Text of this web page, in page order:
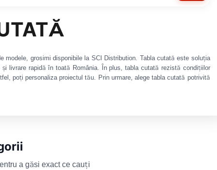
modele, grosimi disponibile la SCI Distribution. Tabla cutată este soluția
livrare rapidă în toată România. În plus, tabla cutată rezistă condițiilor
poți personaliza proiectul tău. Prin urmare, alege tabla cutată potrivită
a găsi exact ce cauți